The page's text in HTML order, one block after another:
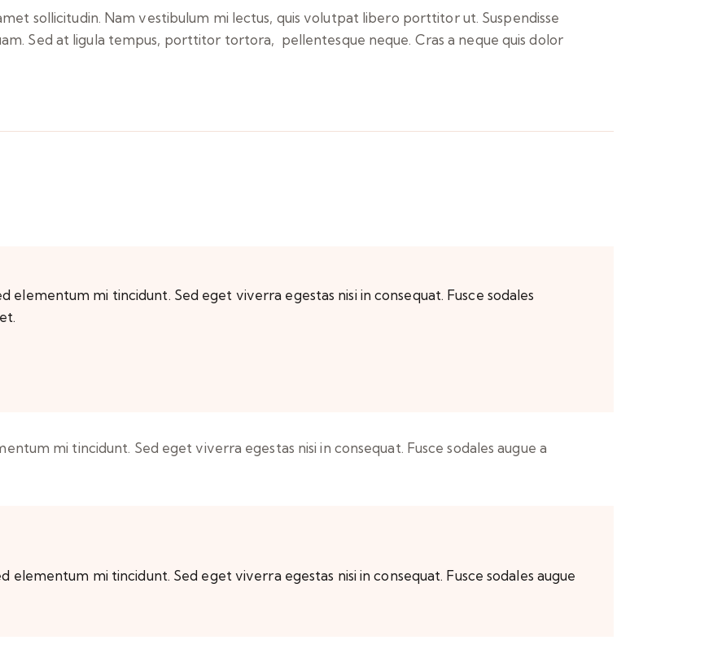
sollicitudin. Nam vestibulum mi lectus, quis volutpat libero porttitor ut. Suspendisse
Sed at ligula tempus, porttitor tortora, pellentesque neque. Cras a neque quis dolor
elementum mi tincidunt. Sed eget viverra egestas nisi in consequat. Fusce sodales
mi tincidunt. Sed eget viverra egestas nisi in consequat. Fusce sodales augue a
elementum mi tincidunt. Sed eget viverra egestas nisi in consequat. Fusce sodales augue